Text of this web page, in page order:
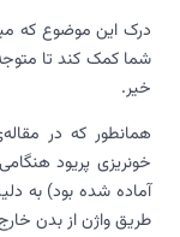
درک این موضوع که
شما کمک کند تا
خیر.
همانطور که در
خونریزی پریود
آماده شده بود) به
طریق واژن از بدن